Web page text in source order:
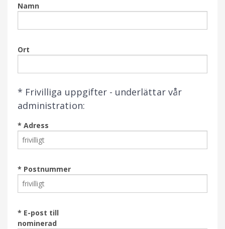
Namn
Ort
* Frivilliga uppgifter - underlättar vår
administration:
* Adress
* Postnummer
* E-post till
nominerad